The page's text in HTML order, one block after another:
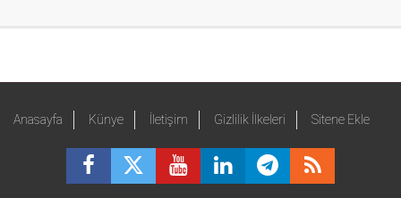
Anasayfa Künye İletişim Gizlilik İlkeleri Sitene Ekle